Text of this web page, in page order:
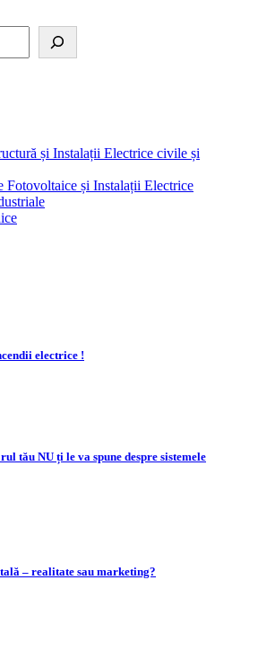
și Instalații Electrice civile și
Fotovoltaice și Instalații Electrice
electrice !
tău NU ți le va spune despre sistemele
– realitate sau marketing?